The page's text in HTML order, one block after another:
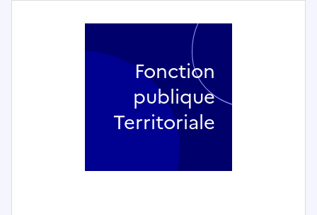
Fonction
publique
Territoriale